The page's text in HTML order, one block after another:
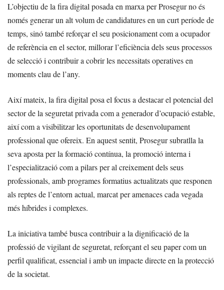
L’objectiu de la fira digital posada en marxa per Prosegur no és
només generar un alt volum de candidatures en un curt període de
temps, sinó també reforçar el seu posicionament com a ocupador
de referència en el sector, millorar l’eficiència dels seus processos
de selecció i contribuir a cobrir les necessitats operatives en
moments clau de l’any.
Així mateix, la fira digital posa el focus a destacar el potencial del
sector de la seguretat privada com a generador d’ocupació estable,
així com a visibilitzar les oportunitats de desenvolupament
professional que ofereix. En aquest sentit, Prosegur subratlla la
seva aposta per la formació contínua, la promoció interna i
l’especialització com a pilars per al creixement dels seus
professionals, amb programes formatius actualitzats que responen
als reptes de l’entorn actual, marcat per amenaces cada vegada
més híbrides i complexes.
La iniciativa també busca contribuir a la dignificació de la
professió de vigilant de seguretat, reforçant el seu paper com un
perfil qualificat, essencial i amb un impacte directe en la protecció
de la societat.